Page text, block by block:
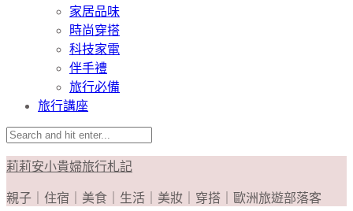
家居品味
時尚穿搭
科技家電
伴手禮
旅行必備
旅行講座
莉莉安小貴婦旅行札記
親子｜住宿｜美食｜生活｜美妝｜穿搭｜歐洲旅遊部落客